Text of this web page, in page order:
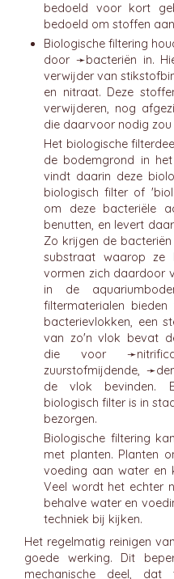
bedoeld voor kort
bedoeld om stoffen
Biologische filtering
door ➛bacteriën in.
verwijder van
en nitraat. Deze
verwijderen, nog
die daarvoor nodig zou
Het biologische
de bodemgrond in
vindt daarin deze
biologisch filter of
om deze bacteriële
benutten, en levert
Zo krijgen de
substraat waarop ze
vormen zich daardoor
in de
filtermaterialen
bacterievlokken, een
van zo'n vlok bevat
die voor ➛
zuurstofmijdende, ➛
de vlok bevinden.
biologisch filter is in
bezorgen.
Biologische filtering
met planten. Planten
voeding aan water en
Veel wordt het echter
behalve water en
techniek bij kijken.
Het regelmatig reinigen
goede werking. Dit
mechanische deel,